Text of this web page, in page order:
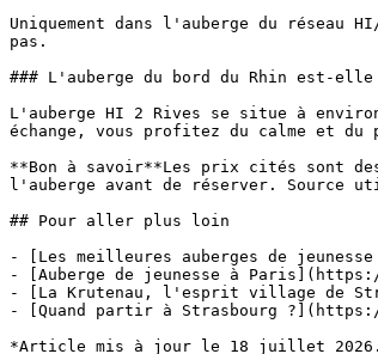
Uniquement dans l'auberge du réseau
pas.
### L'auberge du bord du Rhin est-
L'auberge HI 2 Rives se situe à
échange, vous profitez du calme et du
**Bon à savoir**Les prix cités sont
l'auberge avant de réserver. Source
## Pour aller plus loin
- [Les meilleures auberges de
- [Auberge de jeunesse à
- [La Krutenau, l'esprit village de
- [Quand partir à Strasbourg
*Article mis à jour le 18 juillet